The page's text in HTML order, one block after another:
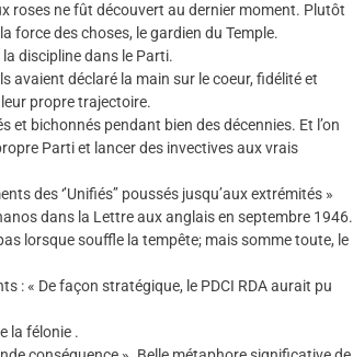
roses ne fût découvert au dernier moment. Plutôt
force des choses, le gardien du Temple.
discipline dans le Parti.
avaient déclaré la main sur le coeur, fidélité et
propre trajectoire.
et bichonnés pendant bien des décennies. Et l’on
Parti et lancer des invectives aux vrais
des ‘’Unifiés’’ poussés jusqu’aux extrémités »
dans la Lettre aux anglais en septembre 1946.
lorsque souffle la tempête; mais somme toute, le
: « De façon stratégique, le PDCI RDA aurait pu
la félonie .